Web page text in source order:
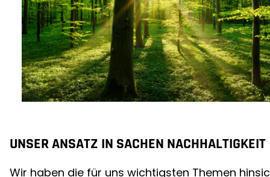
UNSER ANSATZ IN SACHEN NACHHALTIGKEIT
Wir haben die für uns wichtigsten Themen